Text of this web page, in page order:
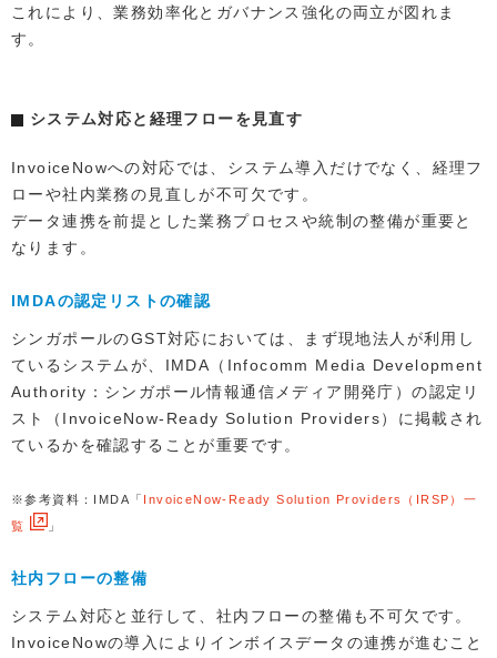
これにより、業務効率化とガバナンス強化の両立が図れま
す。
システム対応と経理フローを見直す
InvoiceNowへの対応では、システム導入だけでなく、経理フ
ローや社内業務の見直しが不可欠です。
データ連携を前提とした業務プロセスや統制の整備が重要と
なります。
IMDAの認定リストの確認
シンガポールのGST対応においては、まず現地法人が利用し
ているシステムが、IMDA（Infocomm Media Development
Authority：シンガポール情報通信メディア開発庁）の認定リ
スト（InvoiceNow-Ready Solution Providers）に掲載され
ているかを確認することが重要です。
※参考資料：IMDA「 InvoiceNow-Ready Solution Providers（IRSP）一
覧
」
社内フローの整備
システム対応と並行して、社内フローの整備も不可欠です。
InvoiceNowの導入によりインボイスデータの連携が進むこと